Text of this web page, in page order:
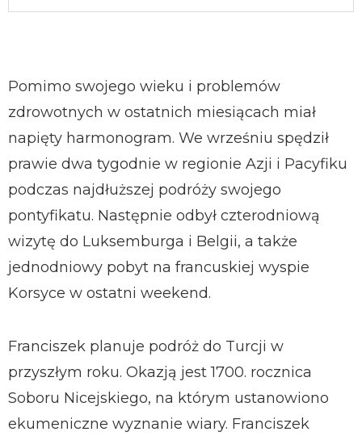
Pomimo swojego wieku i problemów
zdrowotnych w ostatnich miesiącach miał
napięty harmonogram. We wrześniu spędził
prawie dwa tygodnie w regionie Azji i Pacyfiku
podczas najdłuższej podróży swojego
pontyfikatu. Następnie odbył czterodniową
wizytę do Luksemburga i Belgii, a także
jednodniowy pobyt na francuskiej wyspie
Korsyce w ostatni weekend.
Franciszek planuje podróż do Turcji w
przyszłym roku. Okazją jest 1700. rocznica
Soboru Nicejskiego, na którym ustanowiono
ekumeniczne wyznanie wiary. Franciszek